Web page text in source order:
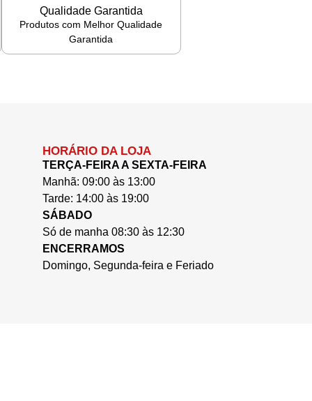
Qualidade Garantida
Produtos com Melhor Qualidade
Garantida
HORÁRIO DA LOJA
TERÇA-FEIRA A SEXTA-FEIRA
Manhã: 09:00 às 13:00
Tarde: 14:00 às 19:00
SÁBADO
Só de manha 08:30 às 12:30
ENCERRAMOS
Domingo, Segunda-feira e Feriado